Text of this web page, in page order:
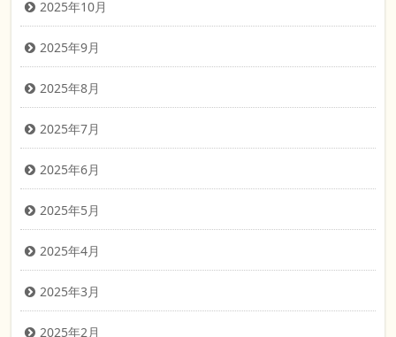
2025年10月
2025年9月
2025年8月
2025年7月
2025年6月
2025年5月
2025年4月
2025年3月
2025年2月